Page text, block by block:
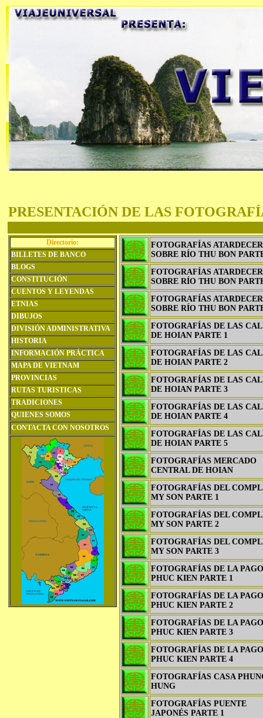
PRESENTACIÓN DE LAS
Directorio:
BILLETES DE BANCO
BLOGS
CONSTITUCIÓN
CUENTOS Y LEYENDAS
ETNIAS
DIBUJOS
DIVISIÓN ADMINISTRATIVA
HISTORIA
INFORMACIÓN PRÁCTICA
MAPA DE VIETNAM
PROVINCIAS
RUTAS TURISTICAS
TRADICIONES
QUIENES SOMOS
CONTACTA CON NOSOTROS
FOTOGRAFÍAS ATARDECER
SOBRE RÍO THU BON
FOTOGRAFÍAS ATARDECER
SOBRE RÍO THU BON
FOTOGRAFÍAS ATARDECER
SOBRE RÍO THU BON
FOTOGRAFÍAS DE LAS
DE HOIAN PARTE 1
FOTOGRAFÍAS DE LAS
DE HOIAN PARTE 2
FOTOGRAFÍAS DE LAS
DE HOIAN PARTE 3
FOTOGRAFÍAS DE LAS
DE HOIAN PARTE 4
FOTOGRAFÍAS DE LAS
DE HOIAN PARTE 5
FOTOGRAFÍAS MERCADO
CENTRAL DE HOIAN
FOTOGRAFÍAS DEL
MY SON PARTE 1
FOTOGRAFÍAS DEL
MY SON PARTE 2
FOTOGRAFÍAS DEL
MY SON PARTE 3
FOTOGRAFÍAS DE LA
PHUC KIEN PARTE 1
FOTOGRAFÍAS DE LA
PHUC KIEN PARTE 2
FOTOGRAFÍAS DE LA
PHUC KIEN PARTE 3
FOTOGRAFÍAS DE LA
PHUC KIEN PARTE 4
FOTOGRAFÍAS CASA
HUNG
FOTOGRAFÍAS PUENTE
JAPONÉS PARTE 1